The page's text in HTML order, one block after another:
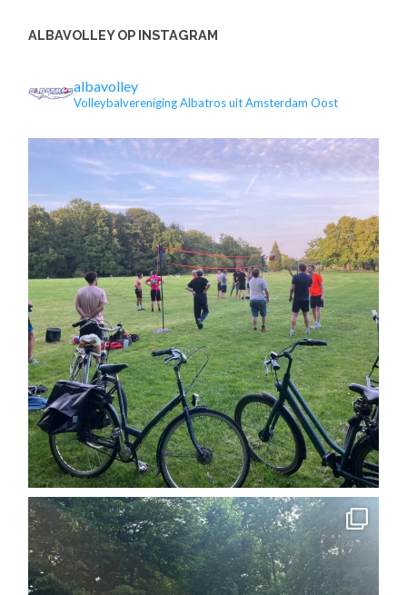
ALBAVOLLEY OP INSTAGRAM
albavolley
Volleybalvereniging Albatros uit Amsterdam Oost